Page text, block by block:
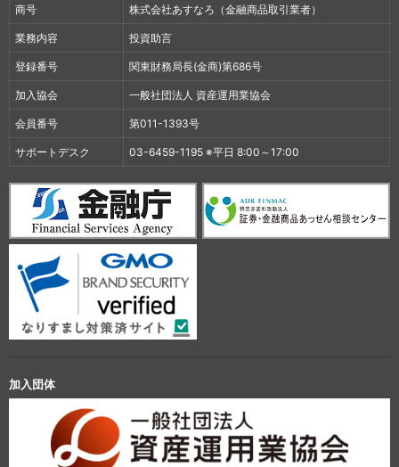
商号 株式会社あすなろ（金融商品取引業者）
業務内容 投資助言
登録番号 関東財務局長(金商)第686号
加入協会 一般社団法人 資産運用業協会
会員番号 第011-1393号
サポートデスク 03-6459-1195 ※平日 8:00～17:00
加入団体